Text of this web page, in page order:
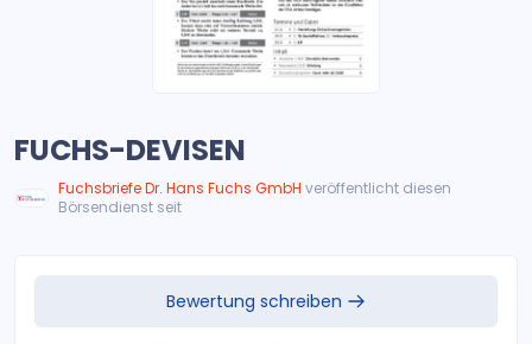
FUCHS-DEVISEN
Fuchsbriefe Dr. Hans Fuchs GmbH veröffentlicht diesen
Börsendienst seit
Bewertung schreiben